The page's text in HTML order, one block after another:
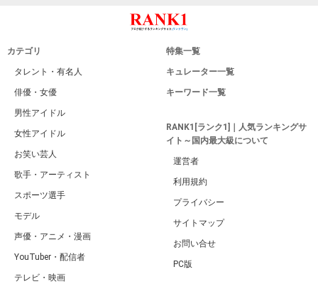
カテゴリ
タレント・有名人
俳優・女優
男性アイドル
女性アイドル
お笑い芸人
歌手・アーティスト
スポーツ選手
モデル
声優・アニメ・漫画
YouTuber・配信者
テレビ・映画
特集一覧
キュレーター一覧
キーワード一覧
RANK1[ランク1]｜人気ランキングサ
イト～国内最大級について
運営者
利用規約
プライバシー
サイトマップ
お問い合せ
PC版